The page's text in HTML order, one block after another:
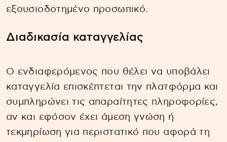
εξουσιοδοτημένο προσωπικό.
Διαδικασία καταγγελίας
Ο ενδιαφερόμενος που θέλει να υποβάλει
καταγγελία επισκέπτεται την πλατφόρμα και
συμπληρώνει τις απαραίτητες πληροφορίες,
αν και εφόσον έχει άμεση γνώση ή
τεκμηρίωση για περιστατικό που αφορά τη